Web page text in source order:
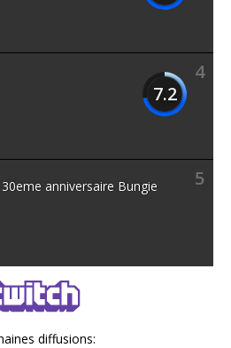
4
7.2
5
anniversaire Bungie
diffusions: